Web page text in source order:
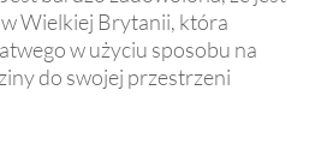
Wielkiej Brytanii, która
w użyciu sposobu na
do swojej przestrzeni